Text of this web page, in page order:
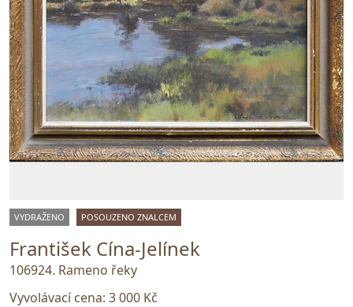
VYDRAŽENO POSOUZENO ZNALCEM
František Cína-Jelínek
106924. Rameno řeky
Vyvolávací cena: 3 000 Kč